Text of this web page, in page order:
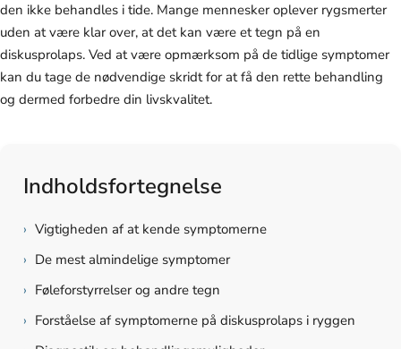
den ikke behandles i tide. Mange mennesker oplever rygsmerter
uden at være klar over, at det kan være et tegn på en
diskusprolaps. Ved at være opmærksom på de tidlige symptomer
kan du tage de nødvendige skridt for at få den rette behandling
og dermed forbedre din livskvalitet.
Indholdsfortegnelse
› Vigtigheden af at kende symptomerne
› De mest almindelige symptomer
› Føleforstyrrelser og andre tegn
› Forståelse af symptomerne på diskusprolaps i ryggen